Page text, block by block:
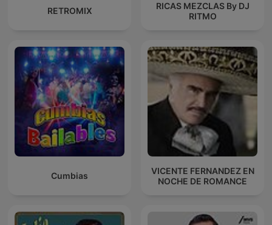
RETROMIX
RICAS MEZCLAS By DJ
RITMO
Cumbias
VICENTE FERNANDEZ EN
NOCHE DE ROMANCE